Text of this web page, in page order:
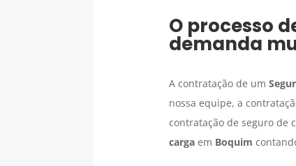
O processo
demanda
A contratação de um
nossa equipe, a
contratação de seguro de
cargaem Boquim